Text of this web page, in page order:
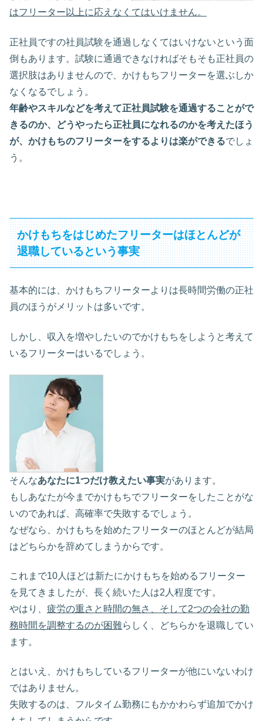
はフリーター以上に応えなくてはいけません。
正社員ですの社員試験を通過しなくてはいけないという面
倒もあります。試験に通過できなければそもそも正社員の
選択肢はありませんので、かけもちフリーターを選ぶしか
なくなるでしょう。
年齢やスキルなどを考えて正社員試験を通過することがで
きるのか、どうやったら正社員になれるのかを考えたほう
が、かけもちのフリーターをするよりは楽ができるでしょ
う。
かけもちをはじめたフリーターはほとんどが
退職しているという事実
基本的には、かけもちフリーターよりは長時間労働の正社
員のほうがメリットは多いです。
しかし、収入を増やしたいのでかけもちをしようと考えて
いるフリーターはいるでしょう。
そんなあなたに1つだけ教えたい事実があります。
もしあなたが今までかけもちでフリーターをしたことがな
いのであれば、高確率で失敗するでしょう。
なぜなら、かけもちを始めたフリーターのほとんどが結局
はどちらかを辞めてしまうからです。
これまで10人ほどは新たにかけもちを始めるフリーター
を見てきましたが、長く続いた人は2人程度です。
やはり、 疲労の重さと時間の無さ、そして2つの会社の勤
務時間を調整するのが困難らしく、どちらかを退職してい
ます。
とはいえ、かけもちしているフリーターが他にいないわけ
ではありません。
失敗するのは、フルタイム勤務にもかかわらず追加でかけ